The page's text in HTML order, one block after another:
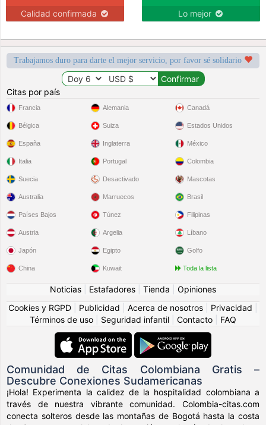
Calidad confirmada Lo mejor
Trabajamos duro para darte el mejor servicio, por favor sé solidario
Citas por país
Francia
Bélgica
España
Italia
Suecia
Alemania
Suiza
Inglaterra
Portugal
Desactivado
Canadá
Estados Unidos
México
Colombia
Mascotas
Australia
Países Bajos
Austria
Japón
China
Marruecos
Túnez
Argelia
Egipto
Kuwait
Brasil
Filipinas
Líbano
Golfo
Toda la lista
Noticias Estafadores Tienda
Opiniones
Cookies y RGPD
Publicidad Acerca de nosotros Privacidad
Términos de uso
Seguridad infantil Contacto FAQ
Comunidad de Citas Colombiana Gratis –
Descubre Conexiones Sudamericanas
¡Hola! Experimenta la calidez de la hospitalidad colombiana a
través de nuestra vibrante comunidad. Colombia-citas.com
conecta solteros desde las montañas de Bogotá hasta la costa